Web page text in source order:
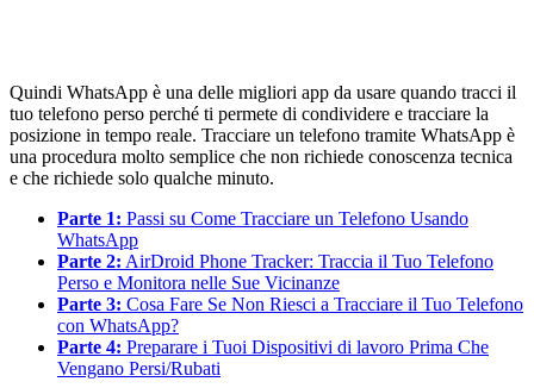
Quindi WhatsApp è una delle migliori app da usare quando tracci il
tuo telefono perso perché ti permete di condividere e tracciare la
posizione in tempo reale. Tracciare un telefono tramite WhatsApp è
una procedura molto semplice che non richiede conoscenza tecnica
e che richiede solo qualche minuto.
Parte 1: Passi su Come Tracciare un Telefono Usando
WhatsApp
Parte 2: AirDroid Phone Tracker: Traccia il Tuo Telefono
Perso e Monitora nelle Sue Vicinanze
Parte 3: Cosa Fare Se Non Riesci a Tracciare il Tuo Telefono
con WhatsApp?
Parte 4: Preparare i Tuoi Dispositivi di lavoro Prima Che
Vengano Persi/Rubati